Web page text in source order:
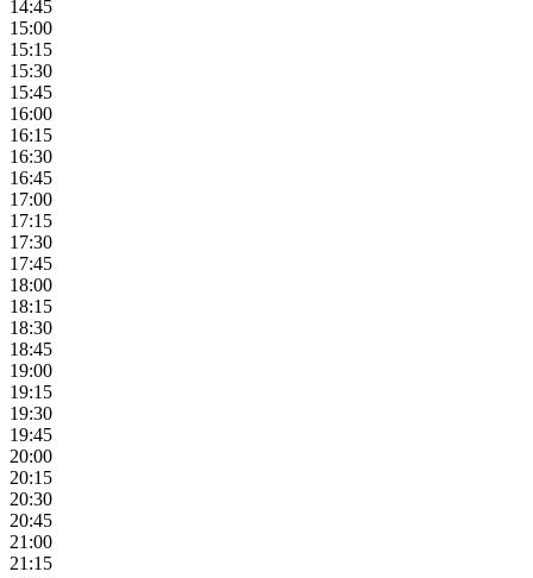
14:45
15:00
15:15
15:30
15:45
16:00
16:15
16:30
16:45
17:00
17:15
17:30
17:45
18:00
18:15
18:30
18:45
19:00
19:15
19:30
19:45
20:00
20:15
20:30
20:45
21:00
21:15